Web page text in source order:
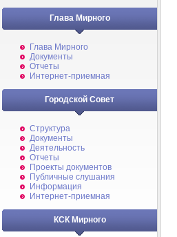
Глава Мирного
Глава Мирного
Документы
Отчеты
Интернет-приемная
Городской Совет
Структура
Документы
Деятельность
Отчеты
Проекты документов
Публичные слушания
Информация
Интернет-приемная
КСК Мирного